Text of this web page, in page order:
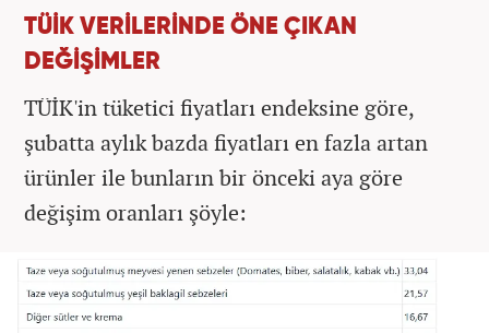
TÜİK VERİLERİNDE ÖNE ÇIKAN
DEĞİŞİMLER
TÜİK'in tüketici fiyatları endeksine göre,
şubatta aylık bazda fiyatları en fazla artan
ürünler ile bunların bir önceki aya göre
değişim oranları şöyle: